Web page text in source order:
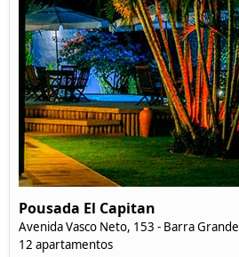
Pousada El Capitan
Avenida Vasco Neto, 153 - Barra Grande
12 apartamentos